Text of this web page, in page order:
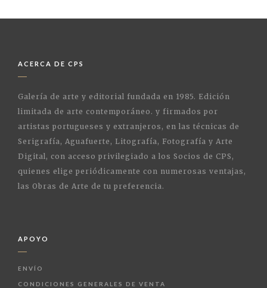
ACERCA DE CPS
Galería de arte y editorial fundada en 1985. Edición
limitada de arte contemporáneo. y firmados por
artistas portugueses y extranjeros, en las técnicas de
Serigrafía, Aguafuerte, Litografía, Fotografía y Arte
Digital, con acceso privilegiado a los Socios de CPS,
quienes elige periódicamente con numerosas ventajas,
las Obras de Arte de tu preferencia.
APOYO
ENVÍO
CONDICIONES GENERALES DE VENTA